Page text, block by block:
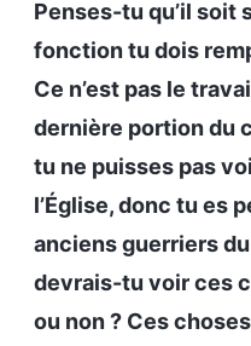
Penses-tu qu’il soit
fonction tu dois
Ce n’est pas le
dernière portion du
tu ne puisses pas
l’Église, donc tu es
anciens guerriers
devrais-tu voir ces
ou non ? Ces